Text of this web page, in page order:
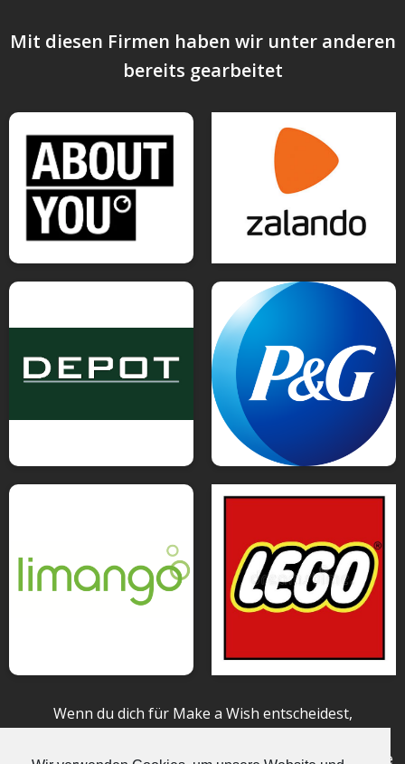
Mit diesen Firmen haben wir unter anderen
bereits gearbeitet
Wenn du dich für Make a Wish entscheidest,
Welches Paket dürfen wir für dich schnüren? Vereinbare